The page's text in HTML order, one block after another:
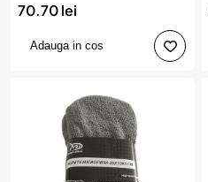
70.70 lei
Adauga in cos